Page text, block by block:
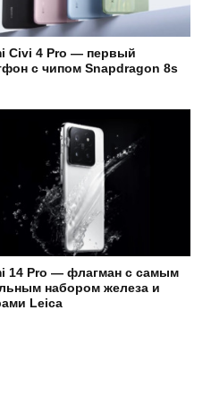
Civi 4 Pro — первый
с чипом Snapdragon 8s
14 Pro — флагман с самым
набором железа и
Leica